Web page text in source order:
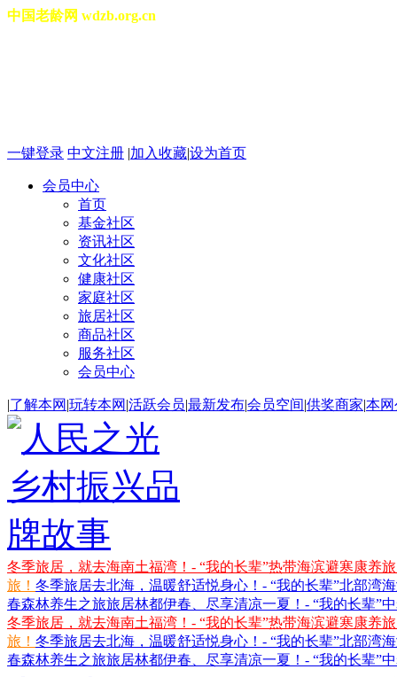
中国老龄网 wdzb.org.cn
一键登录 中文注册 |加入收藏|设为首页
会员中心
首页
基金社区
资讯社区
文化社区
健康社区
家庭社区
旅居社区
商品社区
服务社区
会员中心
|了解本网 |玩转本网 |活跃会员|最新发布|会员空间|供奖商家|本
冬季旅居，就去海南土福湾！- “我的长辈”热带海滨避寒康养
旅！ 冬季旅居去北海，温暖舒适悦身心！- “我的长辈”北部湾
春森林养生之旅旅居林都伊春、尽享清凉一夏！- “我的长辈”
冬季旅居，就去海南土福湾！- “我的长辈”热带海滨避寒康养
旅！ 冬季旅居去北海，温暖舒适悦身心！- “我的长辈”北部湾
春森林养生之旅旅居林都伊春、尽享清凉一夏！- “我的长辈”